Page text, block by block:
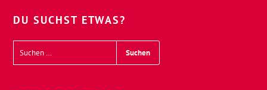
DU SUCHST ETWAS?